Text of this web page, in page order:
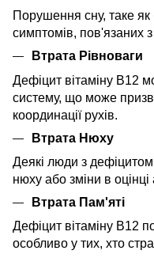
Порушення сну, таке
симптомів, пов'язаних
Втрата Рівноваги
Дефіцит вітаміну B12
систему, що може
координації рухів.
Втрата Нюху
Деякі люди з
нюху або зміни в оцінці
Втрата Пам'яті
Дефіцит вітаміну B12
особливо у тих, хто